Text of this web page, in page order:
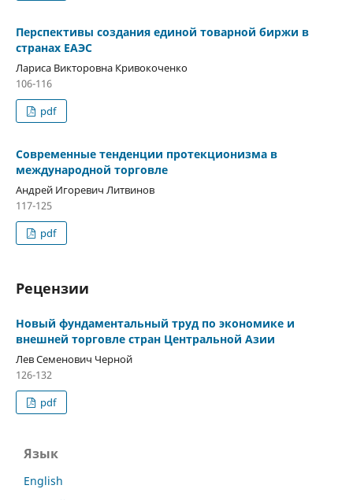
Перспективы создания единой товарной биржи в
странах ЕАЭС
Лариса Викторовна Кривокоченко
106-116
pdf
Современные тенденции протекционизма в
международной торговле
Андрей Игоревич Литвинов
117-125
pdf
Рецензии
Новый фундаментальный труд по экономике и
внешней торговле стран Центральной Азии
Лев Семенович Черной
126-132
pdf
Язык
English